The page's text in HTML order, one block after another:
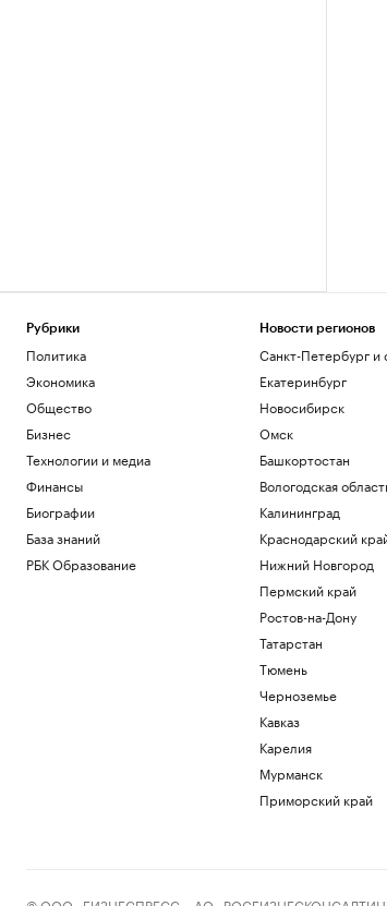
Рубрики
Политика
Экономика
Общество
Бизнес
Технологии и медиа
Финансы
Биографии
База знаний
РБК Образование
Новости регионов
Санкт-Петербург и
Екатеринбург
Новосибирск
Омск
Башкортостан
Вологодская
Калининград
Краснодарский
Нижний Новгород
Пермский край
Ростов-на-Дону
Татарстан
Тюмень
Черноземье
Кавказ
Карелия
Мурманск
Приморский край